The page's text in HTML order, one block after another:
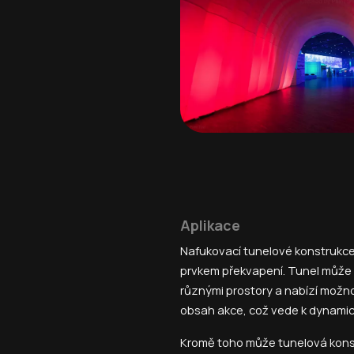
Aplikace
Nafukovací tunelové
prvkem překvapení. Tunel
různými prostory a nabízí
obsah akce, což vede k
Kromě toho může tunelová